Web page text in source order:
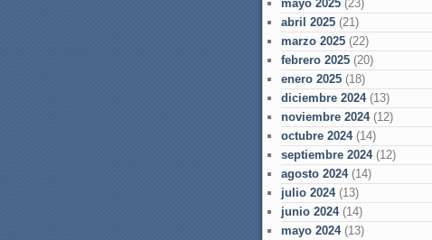
mayo 2025 (23)
abril 2025 (21)
marzo 2025 (22)
febrero 2025 (20)
enero 2025 (18)
diciembre 2024(13)
noviembre 2024(12)
octubre 2024(14)
septiembre 2024(12)
agosto 2024(14)
julio 2024(13)
junio 2024(14)
mayo 2024(13)